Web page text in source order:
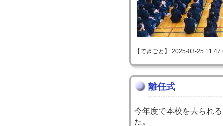
【できごと】 2025-03-25
離任式
今年度で本校を去られ
た。